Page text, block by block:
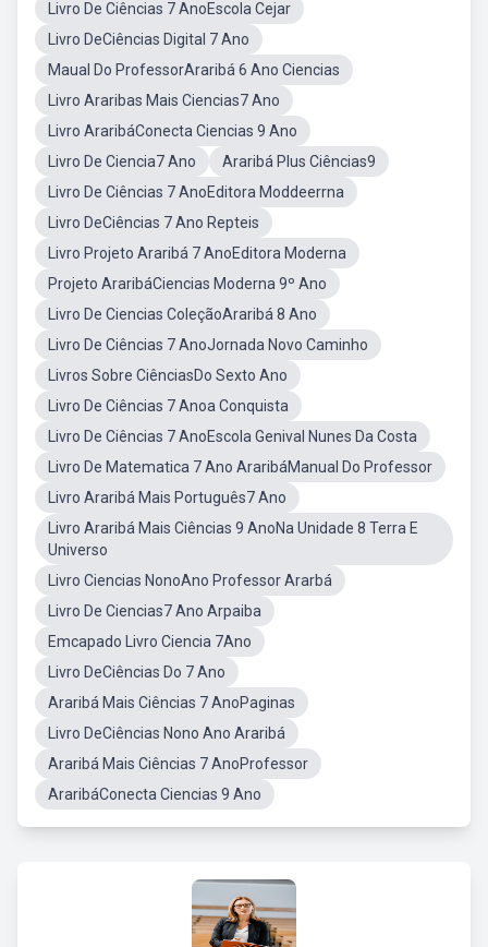
Livro De Ciências 7 AnoEscola Cejar
Livro DeCiências Digital 7 Ano
Maual Do ProfessorAraribá 6 Ano Ciencias
Livro Araribas Mais Ciencias7 Ano
Livro AraribáConecta Ciencias 9 Ano
Livro De Ciencia7 Ano
Araribá Plus Ciências9
Livro De Ciências 7 AnoEditora Moddeerrna
Livro DeCiências 7 Ano Repteis
Livro Projeto Araribá 7 AnoEditora Moderna
Projeto AraribáCiencias Moderna 9º Ano
Livro De Ciencias ColeçãoAraribá 8 Ano
Livro De Ciências 7 AnoJornada Novo Caminho
Livros Sobre CiênciasDo Sexto Ano
Livro De Ciências 7 Anoa Conquista
Livro De Ciências 7 AnoEscola Genival Nunes Da Costa
Livro De Matematica 7 Ano AraribáManual Do Professor
Livro Araribá Mais Português7 Ano
Livro Araribá Mais Ciências 9 AnoNa Unidade 8 Terra E
Universo
Livro Ciencias NonoAno Professor Ararbá
Livro De Ciencias7 Ano Arpaiba
Emcapado Livro Ciencia 7Ano
Livro DeCiências Do 7 Ano
Araribá Mais Ciências 7 AnoPaginas
Livro DeCiências Nono Ano Araribá
Araribá Mais Ciências 7 AnoProfessor
AraribáConecta Ciencias 9 Ano